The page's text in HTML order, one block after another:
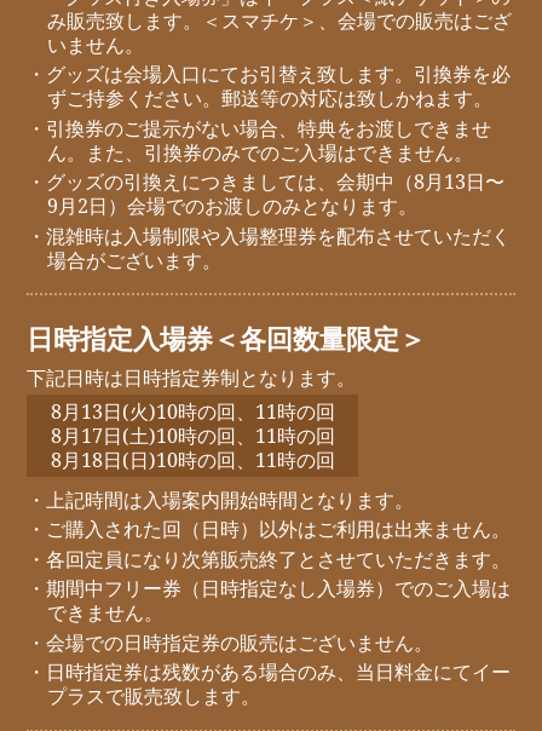
み販売致します。＜スマチケ＞、会場での販売はござ
いません。
・グッズは会場入口にてお引替え致します。引換券を必
ずご持参ください。郵送等の対応は致しかねます。
・引換券のご提示がない場合、特典をお渡しできませ
ん。また、引換券のみでのご入場はできません。
・グッズの引換えにつきましては、会期中（8月13日〜
9月2日）会場でのお渡しのみとなります。
・混雑時は入場制限や入場整理券を配布させていただく
場合がございます。
日時指定入場券＜各回数量限定＞
下記日時は日時指定券制となります。
8月13日(火)10時の回、11時の回
8月17日(土)10時の回、11時の回
8月18日(日)10時の回、11時の回
・上記時間は入場案内開始時間となります。
・ご購入された回（日時）以外はご利用は出来ません。
・各回定員になり次第販売終了とさせていただきます。
・期間中フリー券（日時指定なし入場券）でのご入場は
できません。
・会場での日時指定券の販売はございません。
・日時指定券は残数がある場合のみ、当日料金にてイー
プラスで販売致します。